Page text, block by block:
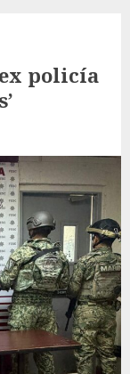
policía